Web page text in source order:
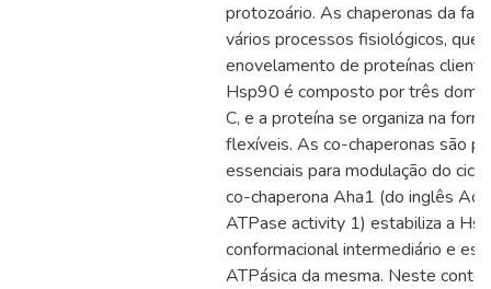
protozoário. As chaperonas da
vários processos fisiológicos, que
enovelamento de proteínas
Hsp90 é composto por três
C, e a proteína se organiza na
flexíveis. As co-chaperonas são
essenciais para modulação do
co-chaperona Aha1 (do inglês
ATPase activity 1) estabiliza a
conformacional intermediário e
ATPásica da mesma. Neste